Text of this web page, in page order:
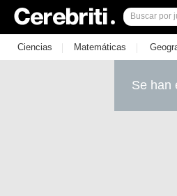
Ciencias | Matemáticas |
Se han